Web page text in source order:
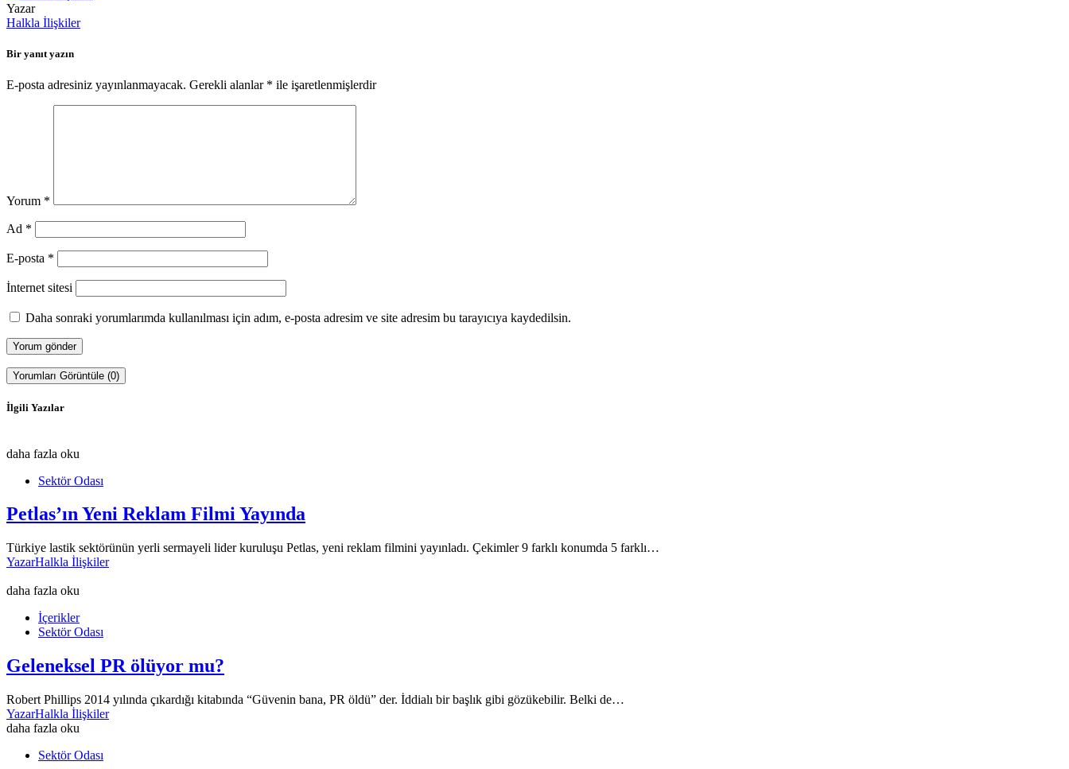
Yazar
Halkla İlişkiler
Bir yanıt yazın
E-posta adresiniz yayınlanmayacak. Gerekli alanlar * ile işaretlenmişlerdir
Yorum *
Ad *
E-posta *
İnternet sitesi
Daha sonraki yorumlarımda kullanılması için adım, e-posta adresim ve site adresim bu tarayıcıya kaydedilsin.
Yorumları Görüntüle (0)
İlgili Yazılar
daha fazla oku
Sektör Odası
Petlas’ın Yeni Reklam Filmi Yayında
Türkiye lastik sektörünün yerli sermayeli lider kuruluşu Petlas, yeni reklam filmini yayınladı. Çekimler 9 farklı konumda 5 farklı…
YazarHalkla İlişkiler
daha fazla oku
İçerikler
Sektör Odası
Geleneksel PR ölüyor mu?
Robert Phillips 2014 yılında çıkardığı kitabında “Güvenin bana, PR öldü” der. İddialı bir başlık gibi gözükebilir. Belki de…
YazarHalkla İlişkiler
daha fazla oku
Sektör Odası